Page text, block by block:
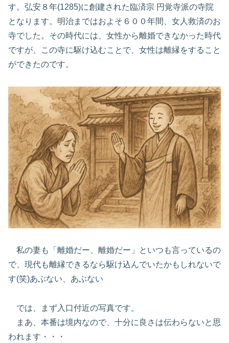
す。弘安８年(1285)に創建された臨済宗 円覚寺派の寺院
となります。明治まではおよそ６００年間、女人救済のお
寺でした。その時代には、女性から離婚できなかった時代
ですが、この寺に駆け込むことで、女性は離縁をすること
ができたのです。
私の妻も「離婚だー、離婚だー」といつも言っているの
で、現代も離縁できるなら駆け込んでいたかもしれないで
す(笑)あぶない、あぶない
では、まず入口付近の写真です。
まあ、本番は境内なので、十分に良さは伝わらないと思
われます・・・